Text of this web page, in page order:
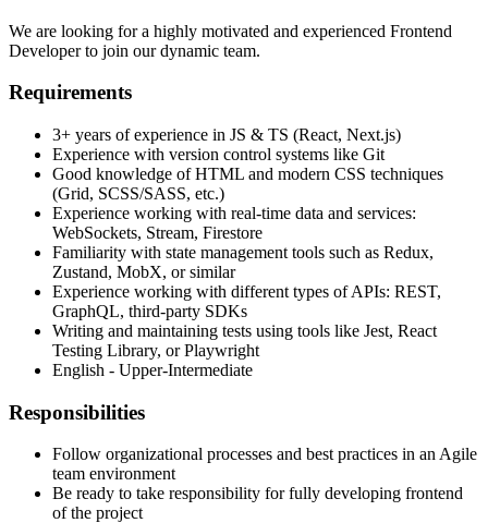
We are looking for a highly motivated and experienced Frontend
Developer to join our dynamic team.
Requirements
3+ years of experience in JS & TS (React, Next.js)
Experience with version control systems like Git
Good knowledge of HTML and modern CSS techniques
(Grid, SCSS/SASS, etc.)
Experience working with real-time data and services:
WebSockets, Stream, Firestore
Familiarity with state management tools such as Redux,
Zustand, MobX, or similar
Experience working with different types of APIs: REST,
GraphQL, third-party SDKs
Writing and maintaining tests using tools like Jest, React
Testing Library, or Playwright
English - Upper-Intermediate
Responsibilities
Follow organizational processes and best practices in an Agile
team environment
Be ready to take responsibility for fully developing frontend
of the project